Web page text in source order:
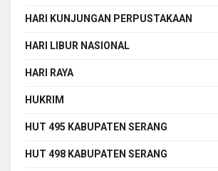
HARI KUNJUNGAN PERPUSTAKAAN
HARI LIBUR NASIONAL
HARI RAYA
HUKRIM
HUT 495 KABUPATEN SERANG
HUT 498 KABUPATEN SERANG